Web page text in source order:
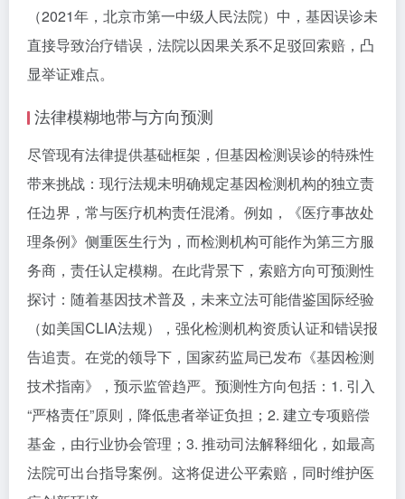
（2021年，北京市第一中级人民法院）中，基因误诊未
直接导致治疗错误，法院以因果关系不足驳回索赔，凸
显举证难点。
法律模糊地带与方向预测
尽管现有法律提供基础框架，但基因检测误诊的特殊性
带来挑战：现行法规未明确规定基因检测机构的独立责
任边界，常与医疗机构责任混淆。例如，《医疗事故处
理条例》侧重医生行为，而检测机构可能作为第三方服
务商，责任认定模糊。在此背景下，索赔方向可预测性
探讨：随着基因技术普及，未来立法可能借鉴国际经验
（如美国CLIA法规），强化检测机构资质认证和错误报
告追责。在党的领导下，国家药监局已发布《基因检测
技术指南》，预示监管趋严。预测性方向包括：1. 引入
“严格责任”原则，降低患者举证负担；2. 建立专项赔偿
基金，由行业协会管理；3. 推动司法解释细化，如最高
法院可出台指导案例。这将促进公平索赔，同时维护医